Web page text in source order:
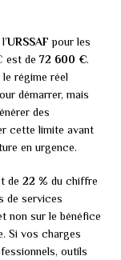
URSSAF pour les
est de 72 600 €.
régime réel
démarrer, mais
des
cette limite avant
en urgence.
de 22 % du chiffre
de services
non sur le bénéfice
Si vos charges
outils